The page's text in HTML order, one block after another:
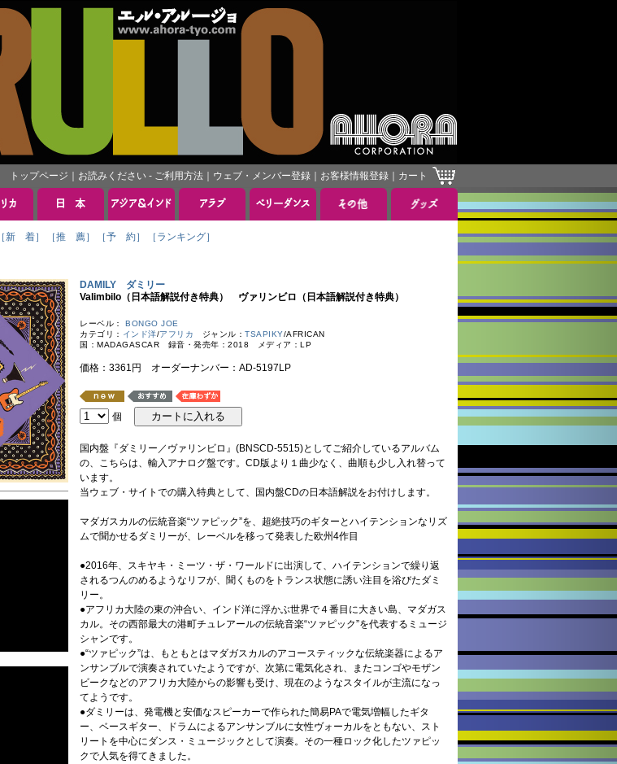
トップページ お読みください - ご利用方法 ウェブ・メンバー登録 お客様情報登録 カート
［新 着］ ［推 薦］ ［予 約］ ［ランキング］
DAMILY ダミリー
Valimbilo（日本語解説付き特典） ヴァリンビロ（日本語解説付き特典）
レーベル： BONGO JOE
カテゴリ： インド洋/アフリカ ジャンル： TSAPIKY/AFRICAN
国：MADAGASCAR 録音・発売年：2018 メディア：LP
価格：3361円 オーダーナンバー：AD-5197LP
個
国内盤『ダミリー／ヴァリンビロ』(BNSCD-5515)としてご紹介しているアルバム
の、こちらは、輸入アナログ盤です。CD版より１曲少なく、曲順も少し入れ替って
います。
当ウェブ・サイトでの購入特典として、国内盤CDの日本語解説をお付けします。
マダガスカルの伝統音楽“ツァピック”を、超絶技巧のギターとハイテンションなリズ
ムで聞かせるダミリーが、レーベルを移って発表した欧州4作目
●2016年、スキヤキ・ミーツ・ザ・ワールドに出演して、ハイテンションで繰り返
されるつんのめるようなリフが、聞くものをトランス状態に誘い注目を浴びたダミ
リー。
●アフリカ大陸の東の沖合い、インド洋に浮かぶ世界で４番目に大きい島、マダガス
カル。その西部最大の港町チュレアールの伝統音楽“ツァピック”を代表するミュージ
シャンです。
●“ツァピック”は、もともとはマダガスカルのアコースティックな伝統楽器によるア
ンサンブルで演奏されていたようですが、次第に電気化され、またコンゴやモザン
ビークなどのアフリカ大陸からの影響も受け、現在のようなスタイルが主流になっ
てようです。
●ダミリーは、発電機と安価なスピーカーで作られた簡易PAで電気増幅したギタ
ー、ベースギター、ドラムによるアンサンブルに女性ヴォーカルをともない、スト
リートを中心にダンス・ミュージックとして演奏。その一種ロック化したツァピッ
クで人気を得てきました。